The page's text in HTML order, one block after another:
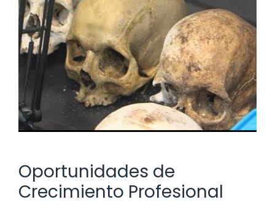
Oportunidades de
Crecimiento Profesional